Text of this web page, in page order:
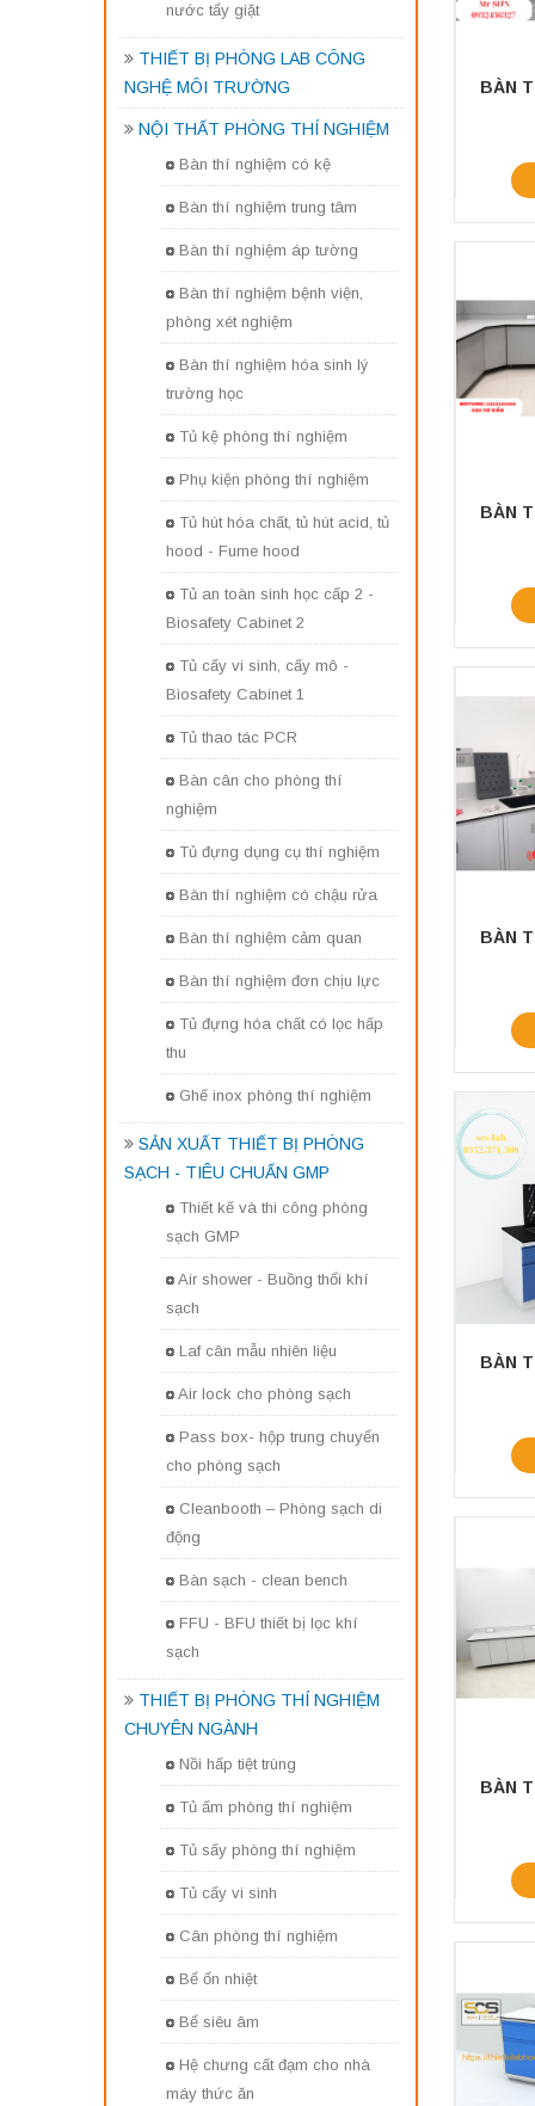
nước tẩy giặt
THIẾT BỊ PHÒNG LAB CÔNG
NGHỆ MÔI TRƯỜNG
NỘI THẤT PHÒNG THÍ NGHIỆM
Bàn thí nghiệm có kệ
Bàn thí nghiệm trung tâm
Bàn thí nghiệm áp tường
Bàn thí nghiệm bệnh viện,
phòng xét nghiệm
Bàn thí nghiệm hóa sinh lý
trường học
Tủ kệ phòng thí nghiệm
Phụ kiện phòng thí nghiệm
Tủ hút hóa chất, tủ hút acid, tủ
hood - Fume hood
Tủ an toàn sinh học cấp 2 -
Biosafety Cabinet 2
Tủ cấy vi sinh, cấy mô -
Biosafety Cabinet 1
Tủ thao tác PCR
Bàn cân cho phòng thí
nghiệm
Tủ đựng dụng cụ thí nghiệm
Bàn thí nghiệm có chậu rửa
Bàn thí nghiệm cảm quan
Bàn thí nghiệm đơn chịu lực
Tủ đựng hóa chất có lọc hấp
thu
Ghế inox phòng thí nghiệm
SẢN XUẤT THIẾT BỊ PHÒNG
SẠCH - TIÊU CHUẨN GMP
Thiết kế và thi công phòng
sạch GMP
Air shower - Buồng thổi khí
sạch
Laf cân mẫu nhiên liệu
Air lock cho phòng sạch
Pass box- hộp trung chuyển
cho phòng sạch
Cleanbooth – Phòng sạch di
động
Bàn sạch - clean bench
FFU - BFU thiết bị lọc khí
sạch
THIẾT BỊ PHÒNG THÍ NGHIỆM
CHUYÊN NGÀNH
Nồi hấp tiệt trùng
Tủ ấm phòng thí nghiệm
Tủ sấy phòng thí nghiệm
Tủ cấy vi sinh
Cân phòng thí nghiệm
Bể ổn nhiệt
Bể siêu âm
Hệ chưng cất đạm cho nhà
máy thức ăn